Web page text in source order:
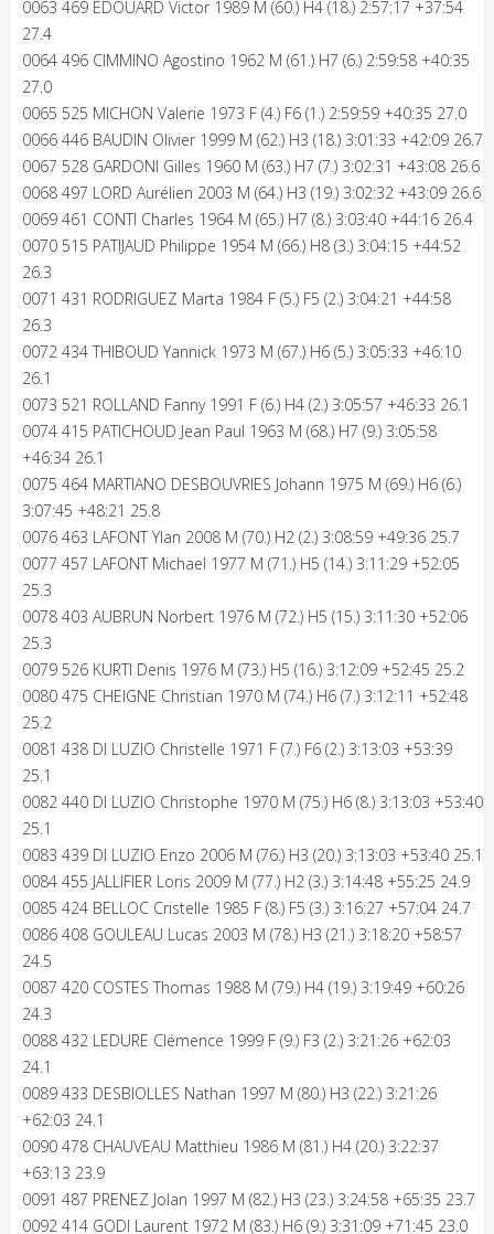
0063 469 EDOUARD Victor 1989 M (60.) H4 (18.) 2:57:17 +37:54
27.4
0064 496 CIMMINO Agostino 1962 M (61.) H7 (6.) 2:59:58 +40:35
27.0
0065 525 MICHON Valerie 1973 F (4.) F6 (1.) 2:59:59 +40:35 27.0
0066 446 BAUDIN Olivier 1999 M (62.) H3 (18.) 3:01:33 +42:09 26.7
0067 528 GARDONI Gilles 1960 M (63.) H7 (7.) 3:02:31 +43:08 26.6
0068 497 LORD Aurélien 2003 M (64.) H3 (19.) 3:02:32 +43:09 26.6
0069 461 CONTI Charles 1964 M (65.) H7 (8.) 3:03:40 +44:16 26.4
0070 515 PATIJAUD Philippe 1954 M (66.) H8 (3.) 3:04:15 +44:52
26.3
0071 431 RODRIGUEZ Marta 1984 F (5.) F5 (2.) 3:04:21 +44:58
26.3
0072 434 THIBOUD Yannick 1973 M (67.) H6 (5.) 3:05:33 +46:10
26.1
0073 521 ROLLAND Fanny 1991 F (6.) H4 (2.) 3:05:57 +46:33 26.1
0074 415 PATICHOUD Jean Paul 1963 M (68.) H7 (9.) 3:05:58
+46:34 26.1
0075 464 MARTIANO DESBOUVRIES Johann 1975 M (69.) H6 (6.)
3:07:45 +48:21 25.8
0076 463 LAFONT Ylan 2008 M (70.) H2 (2.) 3:08:59 +49:36 25.7
0077 457 LAFONT Michael 1977 M (71.) H5 (14.) 3:11:29 +52:05
25.3
0078 403 AUBRUN Norbert 1976 M (72.) H5 (15.) 3:11:30 +52:06
25.3
0079 526 KURTI Denis 1976 M (73.) H5 (16.) 3:12:09 +52:45 25.2
0080 475 CHEIGNE Christian 1970 M (74.) H6 (7.) 3:12:11 +52:48
25.2
0081 438 DI LUZIO Christelle 1971 F (7.) F6 (2.) 3:13:03 +53:39
25.1
0082 440 DI LUZIO Christophe 1970 M (75.) H6 (8.) 3:13:03 +53:40
25.1
0083 439 DI LUZIO Enzo 2006 M (76.) H3 (20.) 3:13:03 +53:40 25.1
0084 455 JALLIFIER Loris 2009 M (77.) H2 (3.) 3:14:48 +55:25 24.9
0085 424 BELLOC Cristelle 1985 F (8.) F5 (3.) 3:16:27 +57:04 24.7
0086 408 GOULEAU Lucas 2003 M (78.) H3 (21.) 3:18:20 +58:57
24.5
0087 420 COSTES Thomas 1988 M (79.) H4 (19.) 3:19:49 +60:26
24.3
0088 432 LEDURE Clémence 1999 F (9.) F3 (2.) 3:21:26 +62:03
24.1
0089 433 DESBIOLLES Nathan 1997 M (80.) H3 (22.) 3:21:26
+62:03 24.1
0090 478 CHAUVEAU Matthieu 1986 M (81.) H4 (20.) 3:22:37
+63:13 23.9
0091 487 PRENEZ Jolan 1997 M (82.) H3 (23.) 3:24:58 +65:35 23.7
0092 414 GODI Laurent 1972 M (83.) H6 (9.) 3:31:09 +71:45 23.0